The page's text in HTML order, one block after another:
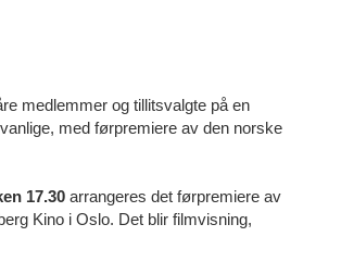
medlemmer og tillitsvalgte på en
med førpremiere av den norske
17.30 arrangeres det førpremiere av
Kino i Oslo. Det blir filmvisning,